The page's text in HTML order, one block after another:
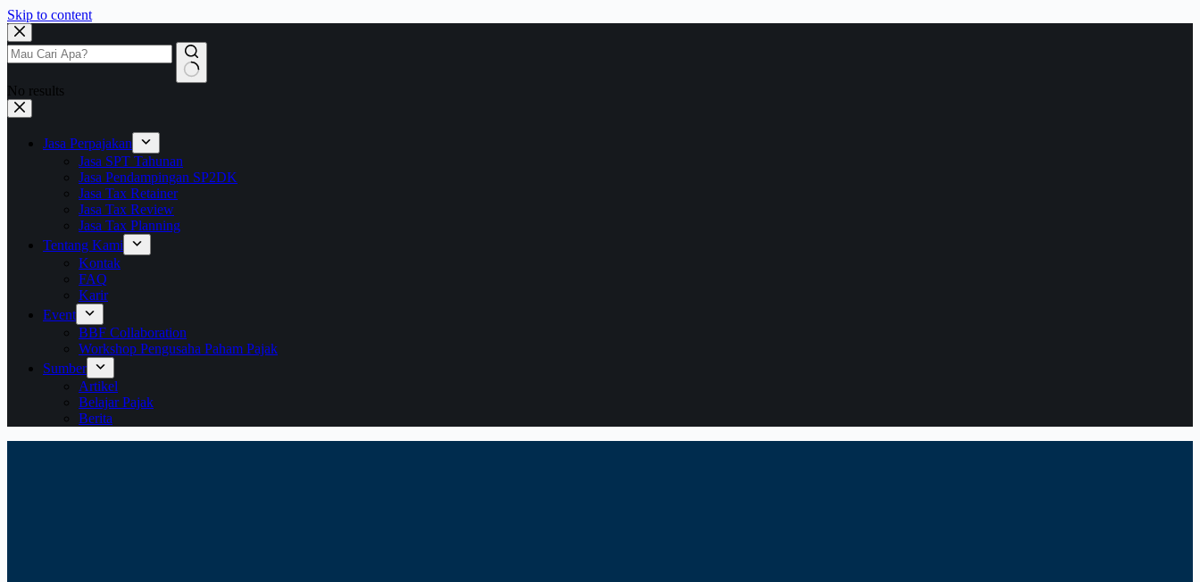
Skip to content
No results
Jasa Perpajakan
Jasa SPT Tahunan
Jasa Pendampingan SP2DK
Jasa Tax Retainer
Jasa Tax Review
Jasa Tax Planning
Tentang Kami
Kontak
FAQ
Karir
Event
BBF Collaboration
Workshop Pengusaha Paham Pajak
Sumber
Artikel
Belajar Pajak
Berita